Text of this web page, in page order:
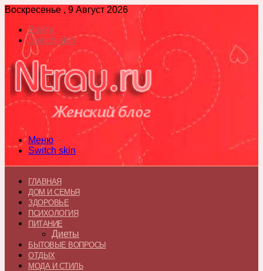
Воскресенье , 9 Август 2026
Войти
Switch skin
Меню
Switch skin
ГЛАВНАЯ
ДОМ И СЕМЬЯ
ЗДОРОВЬЕ
ПСИХОЛОГИЯ
ПИТАНИЕ
Диеты
БЫТОВЫЕ ВОПРОСЫ
ОТДЫХ
МОДА И СТИЛЬ